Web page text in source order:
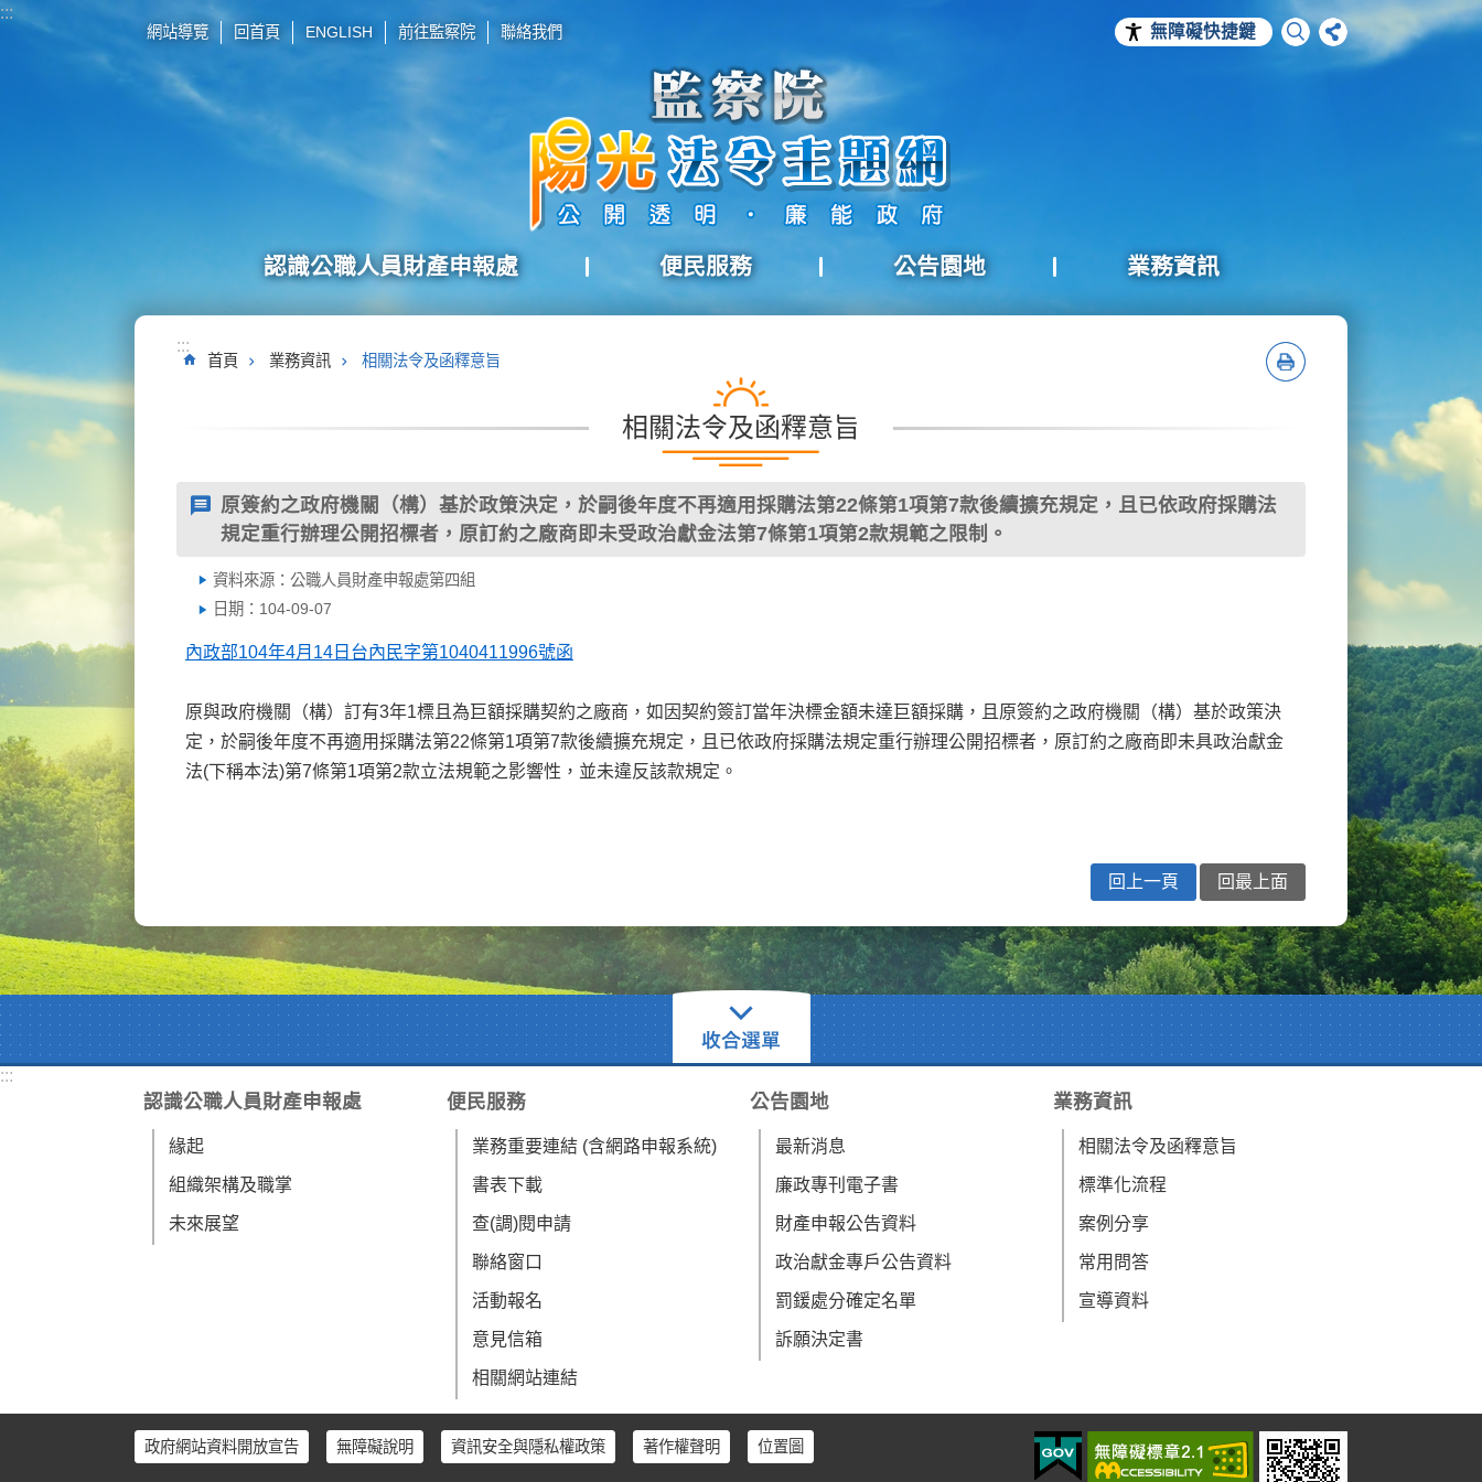
跳到主要內容區塊
:::
網站導覽 回首頁 ENGLISH 前往監察院 聯絡我們 無障礙快捷鍵
認識公職人員財產申報處 便民服務 公告園地 業務資訊
:::
首頁 業務資訊 相關法令及函釋意旨
相關法令及函釋意旨
原簽約之政府機關（構）基於政策決定，於嗣後年度不再適用採購法第22條第1項第7款後續擴充規定，且已依政府採購法
規定重行辦理公開招標者，原訂約之廠商即未受政治獻金法第7條第1項第2款規範之限制。
資料來源：公職人員財產申報處第四組
日期：104-09-07
內政部104年4月14日台內民字第1040411996號函
原與政府機關（構）訂有3年1標且為巨額採購契約之廠商，如因契約簽訂當年決標金額未達巨額採購，且原簽約之政府機關（構）基於政策決
定，於嗣後年度不再適用採購法第22條第1項第7款後續擴充規定，且已依政府採購法規定重行辦理公開招標者，原訂約之廠商即未具政治獻金
法(下稱本法)第7條第1項第2款立法規範之影響性，並未違反該款規定。
回上一頁 回最上面
:::
認識公職人員財產申報處
緣起
組織架構及職掌
未來展望
便民服務
業務重要連結 (含網路申報系統)
書表下載
查(調)閱申請
聯絡窗口
活動報名
意見信箱
相關網站連結
公告園地
最新消息
廉政專刊電子書
財產申報公告資料
政治獻金專戶公告資料
罰鍰處分確定名單
訴願決定書
業務資訊
相關法令及函釋意旨
標準化流程
案例分享
常用問答
宣導資料
政府網站資料開放宣告 無障礙說明 資訊安全與隱私權政策 著作權聲明 位置圖